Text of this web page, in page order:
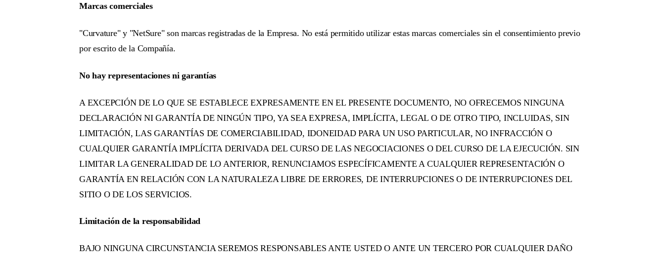
Marcas comerciales
"Curvature" y "NetSure" son marcas registradas de la Empresa. No está permitido utilizar estas marcas comerciales sin el consentimiento previo
por escrito de la Compañía.
No hay representaciones ni garantías
A EXCEPCIÓN DE LO QUE SE ESTABLECE EXPRESAMENTE EN EL PRESENTE DOCUMENTO, NO OFRECEMOS NINGUNA
DECLARACIÓN NI GARANTÍA DE NINGÚN TIPO, YA SEA EXPRESA, IMPLÍCITA, LEGAL O DE OTRO TIPO, INCLUIDAS, SIN
LIMITACIÓN, LAS GARANTÍAS DE COMERCIABILIDAD, IDONEIDAD PARA UN USO PARTICULAR, NO INFRACCIÓN O
CUALQUIER GARANTÍA IMPLÍCITA DERIVADA DEL CURSO DE LAS NEGOCIACIONES O DEL CURSO DE LA EJECUCIÓN. SIN
LIMITAR LA GENERALIDAD DE LO ANTERIOR, RENUNCIAMOS ESPECÍFICAMENTE A CUALQUIER REPRESENTACIÓN O
GARANTÍA EN RELACIÓN CON LA NATURALEZA LIBRE DE ERRORES, DE INTERRUPCIONES O DE INTERRUPCIONES DEL
SITIO O DE LOS SERVICIOS.
Limitación de la responsabilidad
BAJO NINGUNA CIRCUNSTANCIA SEREMOS RESPONSABLES ANTE USTED O ANTE UN TERCERO POR CUALQUIER DAÑO